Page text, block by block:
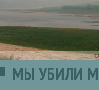
МЫ УБИЛИ